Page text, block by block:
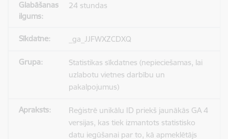
24 stundas
_ga_JJFWXZCDXQ
Statistikas sīkdatnes (nepieciešamas, lai
uzlabotu vietnes darbību un
pakalpojumus)
Reģistrē unikālu ID priekš jaunākās GA 4
versijas, kas tiek izmantots statistisko
datu iegūšanai par to, kā apmeklētājs